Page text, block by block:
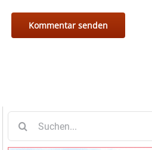
nach: